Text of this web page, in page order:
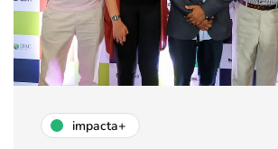
impacta+